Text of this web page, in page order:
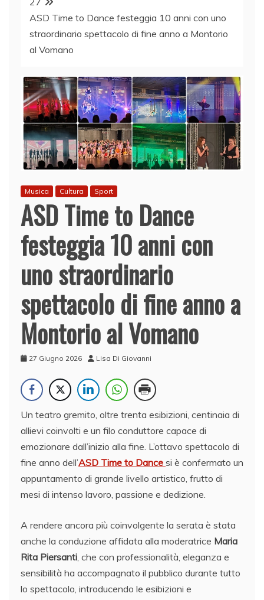
ASD Time to Dance festeggia 10 anni con uno
straordinario spettacolo di fine anno a Montorio
al Vomano
Musica Cultura Sport
ASD Time to Dance
festeggia 10 anni con
uno straordinario
spettacolo di fine anno a
Montorio al Vomano
27 Giugno 2026 Lisa Di Giovanni
Un teatro gremito, oltre trenta esibizioni, centinaia di
allievi coinvolti e un filo conduttore capace di
emozionare dall’inizio alla fine. L’ottavo spettacolo di
fine anno dell’ASD Time to Dance si è confermato un
appuntamento di grande livello artistico, frutto di
mesi di intenso lavoro, passione e dedizione.
A rendere ancora più coinvolgente la serata è stata
anche la conduzione affidata alla moderatrice Maria
Rita Piersanti , che con professionalità, eleganza e
sensibilità ha accompagnato il pubblico durante tutto
lo spettacolo, introducendo le esibizioni e